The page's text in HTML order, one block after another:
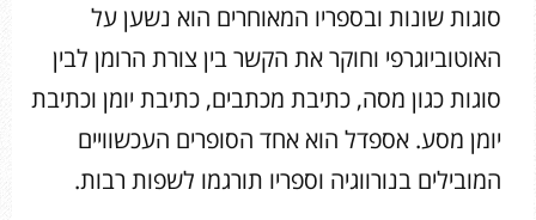
סוגות שונות ובספריו המאוחרים הוא נשען על
האוטוביוגרפי וחוקר את הקשר בין צורת הרומן לבין
סוגות כגון מסה, כתיבת מכתבים, כתיבת יומן וכתיבת
יומן מסע. אספדל הוא אחד הסופרים העכשוויים
המובילים בנורווגיה וספריו תורגמו לשפות רבות.